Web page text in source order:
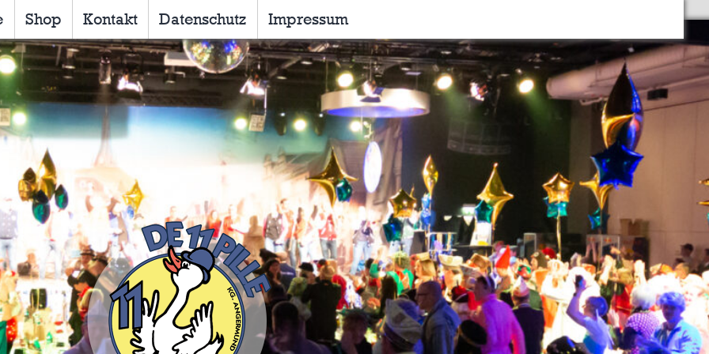
Shop Kontakt Datenschutz Impressum